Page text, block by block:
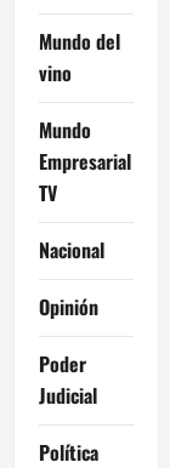
Mundo del
vino
Mundo
Empresarial
TV
Nacional
Opinión
Poder
Judicial
Política